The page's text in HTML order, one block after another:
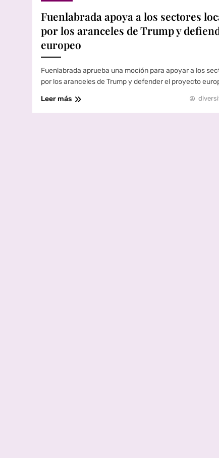
Fuenlabrada apoya a los sectores
por los aranceles de Trump y
europeo
Fuenlabrada aprueba una moción para apoyar a los
por los aranceles de Trump y defender el proyecto
Leer más